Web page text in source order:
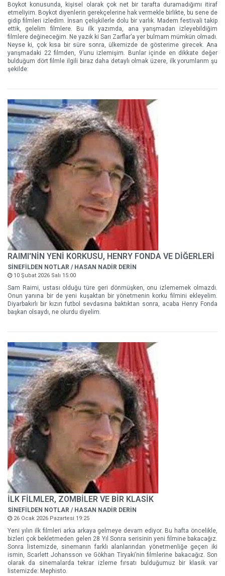
Boykot konusunda, kişisel olarak çok net bir tarafta duramadığımı itiraf
etmeliyim. Boykot diyenlerin gerekçelerine hak vermekle birlikte, bu sene de
gidip filmleri izledim. İnsan çelişkilerle dolu bir varlık. Madem festivali takip
ettik, gelelim filmlere. Bu ilk yazımda, ana yarışmadan izleyebildiğim
filmlere değineceğim. Ne yazık ki Sarı Zarflar’a yer bulmam mümkün olmadı.
Neyse ki, çok kısa bir süre sonra, ülkemizde de gösterime girecek. Ana
yarışmadaki 22 filmden, 9’unu izlemişim. Bunlar içinde en dikkate değer
bulduğum dört filmle ilgili biraz daha detaylı olmak üzere, ilk yorumlarım şu
şekilde:
RAIMI'NİN YENİ KORKUSU, HENRY FONDA VE DİĞERLERİ
SİNEFİLDEN NOTLAR / HASAN NADİR DERİN
10 Şubat 2026 Salı 15:00
Sam Raimi, ustası olduğu türe geri dönmüşken, onu izlememek olmazdı.
Onun yanına bir de yeni kuşaktan bir yönetmenin korku filmini ekleyelim.
Diyarbakırlı bir kızın futbol sevdasına baktıktan sonra, acaba Henry Fonda
başkan olsaydı, ne olurdu diyelim.
İLK FİLMLER, ZOMBİLER VE BİR KLASİK
SİNEFİLDEN NOTLAR / HASAN NADİR DERİN
26 Ocak 2026 Pazartesi 19:25
Yeni yılın ilk filmleri arka arkaya gelmeye devam ediyor. Bu hafta öncelikle,
bizleri çok bekletmeden gelen 28 Yıl Sonra serisinin yeni filmine bakacağız.
Sonra listemizde, sinemanın farklı alanlarından yönetmenliğe geçen iki
ismin, Scarlett Johansson ve Gökhan Tiryaki’nin filmlerine bakacağız. Son
olarak da sinemalarda tekrar izleme fırsatı bulduğumuz bir klasik var
listemizde: Mephisto.